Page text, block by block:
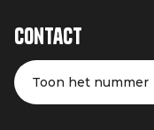
Contact
Toon het nummer